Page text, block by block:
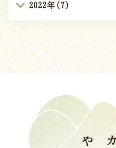
2022年(7)